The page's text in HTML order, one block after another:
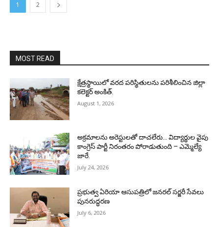
1 2
MOST READ
క్షేత్రస్థాయిలో వరద పరిస్థితులను పరిశీలించిన జిల్లా
కలెక్టర్ అంకిత్.
August 1, 2026
అక్రమాలను అరెస్టులతో దాచలేరు… విద్యార్థుల వైపు
కాంగ్రెస్ పార్టీ నిరంతరం పోరాడుతుంది – ఎమ్మెల్యే
జారే.
July 24, 2026
ప్రభుత్వ ఏరియా ఆసుపత్రిలో జనరల్ సర్జరీ సేవలు
పునరుద్ధరణ
July 6, 2026